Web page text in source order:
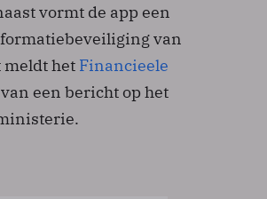
vormt de app een
van
meldt het Financieele
een bericht op het